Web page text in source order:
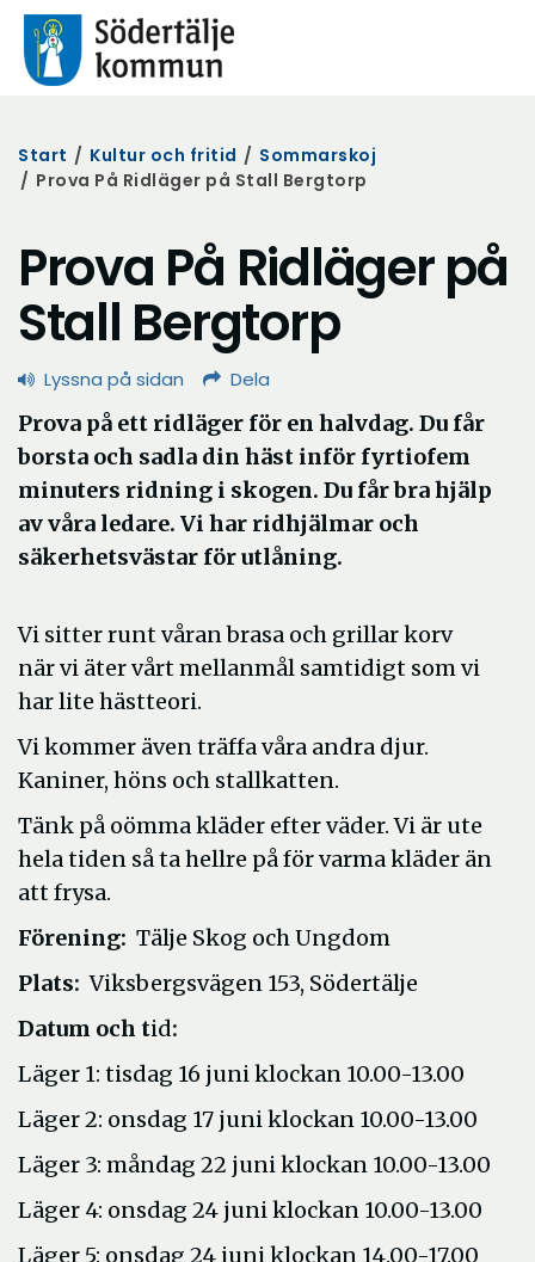
Start / Kultur och fritid / Sommarskoj
/ Prova På Ridläger på Stall Bergtorp
Prova På Ridläger på
Stall Bergtorp
Lyssna på sidan Dela
Prova på ett ridläger för en halvdag. Du får
borsta och sadla din häst inför fyrtiofem
minuters ridning i skogen. Du får bra hjälp
av våra ledare. Vi har ridhjälmar och
säkerhetsvästar för utlåning.
Vi sitter runt våran brasa och grillar korv
när vi äter vårt mellanmål samtidigt som vi
har lite hästteori.
Vi kommer även träffa våra andra djur.
Kaniner, höns och stallkatten.
Tänk på oömma kläder efter väder. Vi är ute
hela tiden så ta hellre på för varma kläder än
att frysa.
Förening: Tälje Skog och Ungdom
Plats: Viksbergsvägen 153, Södertälje
Datum och tid:
Läger 1: tisdag 16 juni klockan 10.00-13.00
Läger 2: onsdag 17 juni klockan 10.00-13.00
Läger 3: måndag 22 juni klockan 10.00-13.00
Läger 4: onsdag 24 juni klockan 10.00-13.00
Läger 5: onsdag 24 juni klockan 14.00-17.00